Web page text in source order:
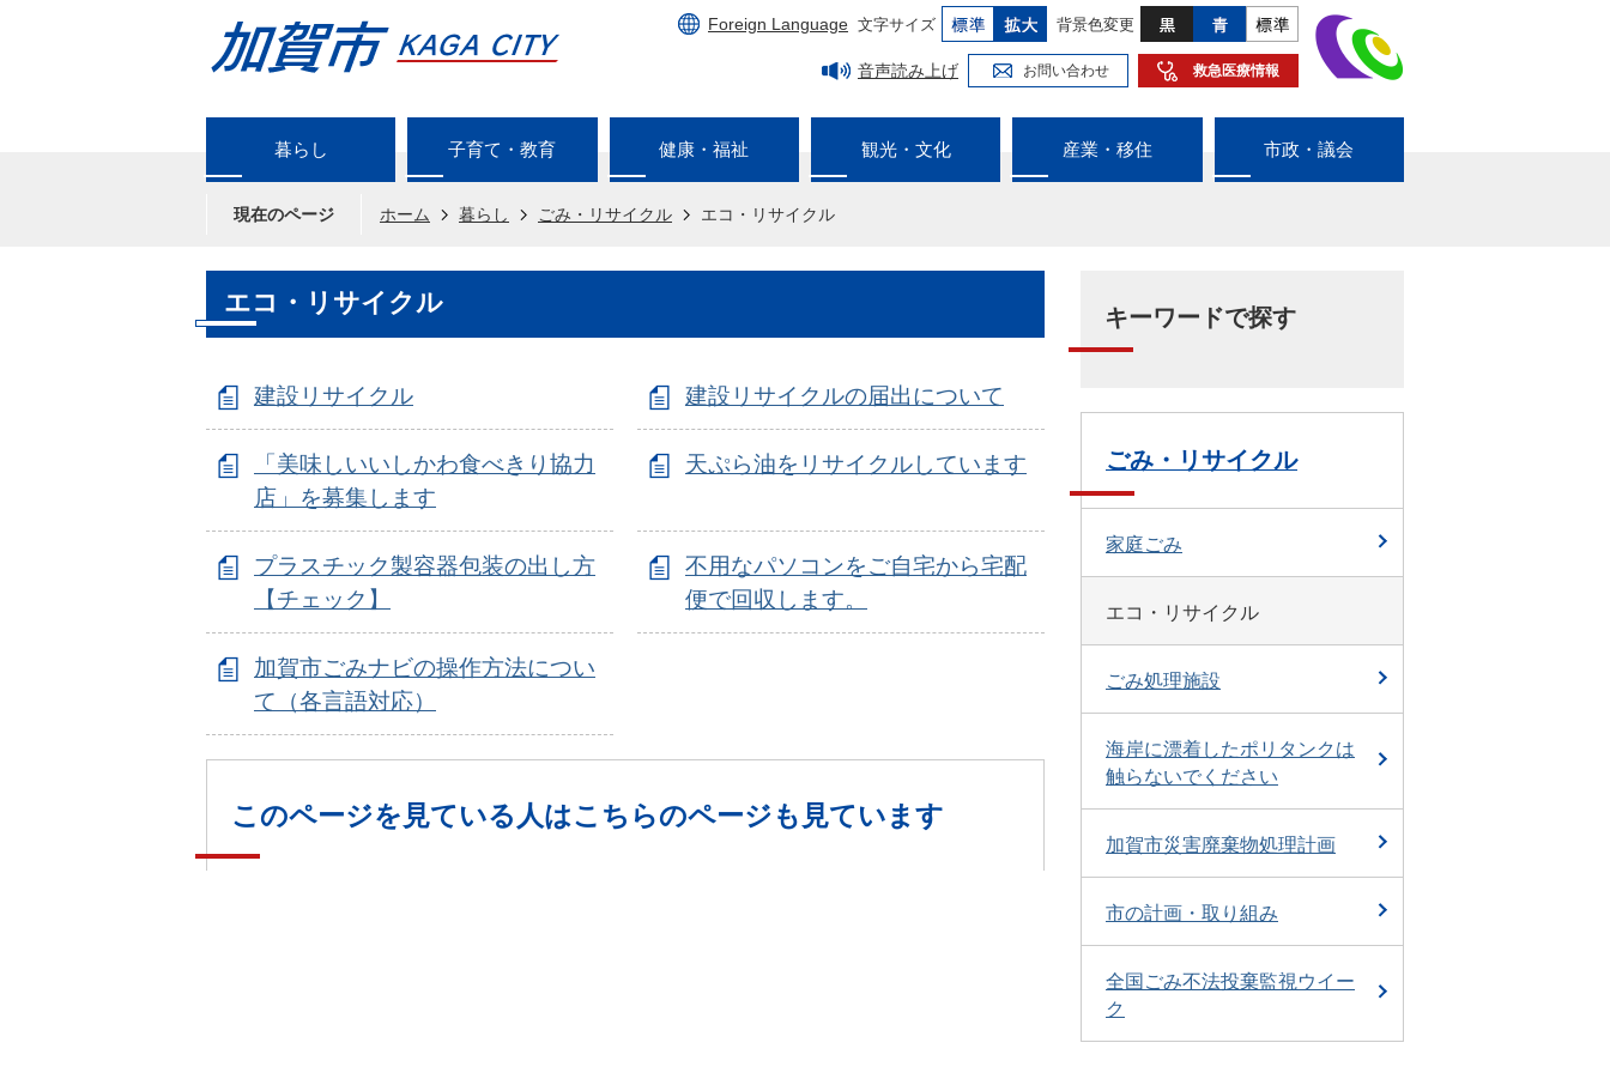
Foreign Language 文字サイズ 背景色変更
音声読み上げ お問い合わせ 救急医療情報
暮らし 子育て・教育 健康・福祉 観光・文化 産業・移住 市政・議会
現在のページ ホーム 暮らし ごみ・リサイクル エコ・リサイクル
エコ・リサイクル
建設リサイクル 建設リサイクルの届出について
「美味しいいしかわ食べきり協力
店」を募集します
天ぷら油をリサイクルしています
プラスチック製容器包装の出し方
【チェック】
不用なパソコンをご自宅から宅配
便で回収します。
加賀市ごみナビの操作方法につい
て（各言語対応）
このページを見ている人はこちらのページも見ています
キーワードで探す
ごみ・リサイクル
家庭ごみ
エコ・リサイクル
ごみ処理施設
海岸に漂着したポリタンクは
触らないでください
加賀市災害廃棄物処理計画
市の計画・取り組み
全国ごみ不法投棄監視ウイー
ク